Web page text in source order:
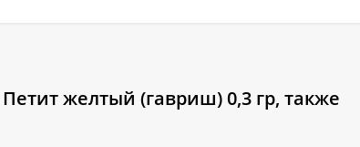
желтый (гавриш) 0,3 гр, также